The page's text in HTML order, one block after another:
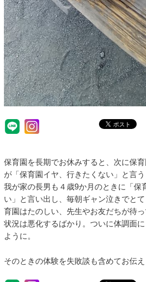
保育園を長期でお休みすると、次に保
が「保育園イヤ、行きたくない」と言う
我が家の長男も４歳9か月のときに「保
い」と言い出し、毎朝ギャン泣きでと
育園はたのしい、先生やお友だちが待っ
状況は悪化するばかり。ついに体調面
ように。
そのときの体験を失敗談も含めてお伝え